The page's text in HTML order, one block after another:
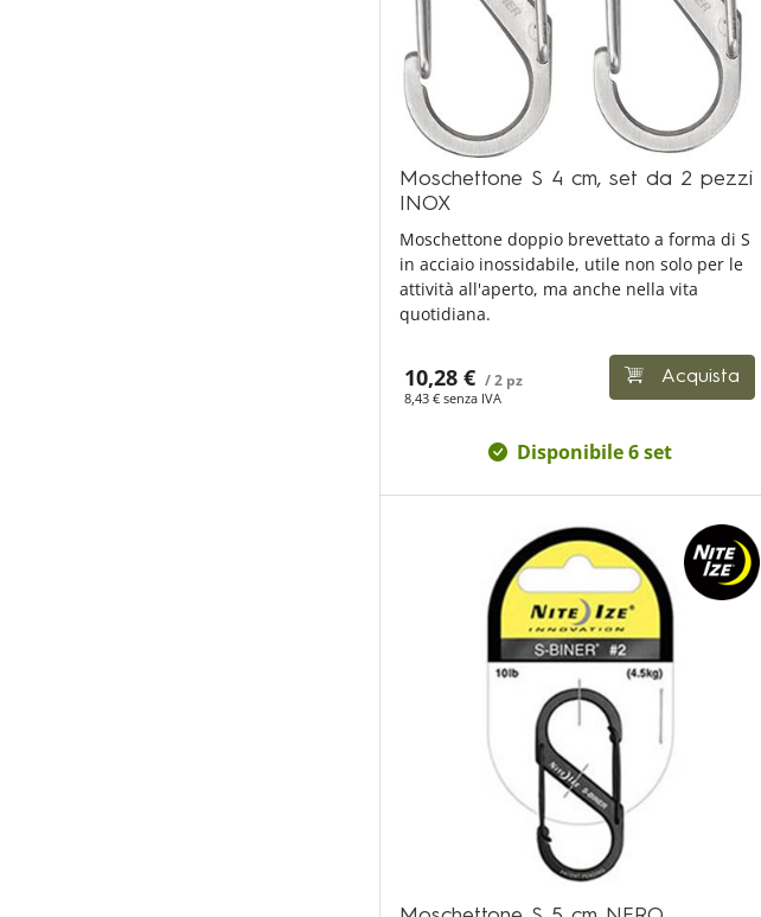
Moschettone S 4 cm, set da 2 pezzi
INOX
Moschettone doppio brevettato a forma di S
in acciaio inossidabile, utile non solo per le
attività all'aperto, ma anche nella vita
quotidiana.
10,28 € / 2 pz
8,43 € senza IVA
Acquista
Disponibile 6 set